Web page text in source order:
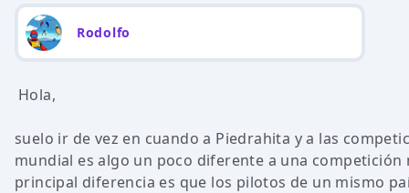
Rodolfo
Hola,
suelo ir de vez en cuando a Piedrahita y a las
mundial es algo un poco diferente a una competición
principal diferencia es que los pilotos de un mismo